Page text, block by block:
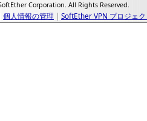
Corporation. All Rights Reserved.
個人情報の管理 | SoftEther VPN プロジェ